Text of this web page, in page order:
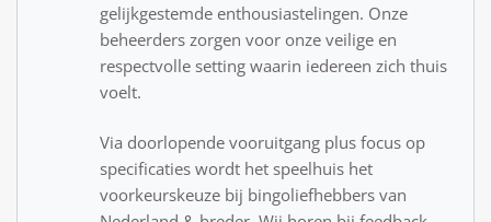
gelijkgestemde enthousiastelingen. Onze
beheerders zorgen voor onze veilige en
respectvolle setting waarin iedereen zich thuis
voelt.
Via doorlopende vooruitgang plus focus op
specificaties wordt het speelhuis het
voorkeurskeuze bij bingoliefhebbers van